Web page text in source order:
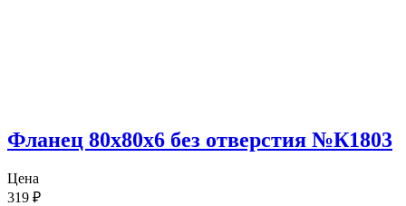
Фланец 80х80х6 без отверстия №К1803
Цена
319 ₽